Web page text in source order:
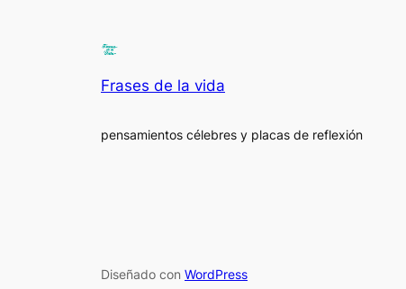
Frases de la vida
pensamientos célebres y placas de reflexión
Diseñado con WordPress